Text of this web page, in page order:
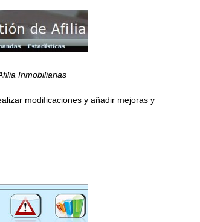
Inmobiliarias
modificaciones y añadir mejoras y